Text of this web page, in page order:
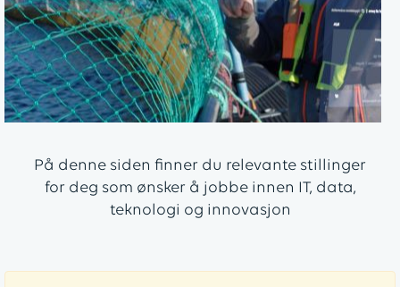
På denne siden finner du relevante stillinger
for deg som ønsker å jobbe innen IT, data,
teknologi og innovasjon